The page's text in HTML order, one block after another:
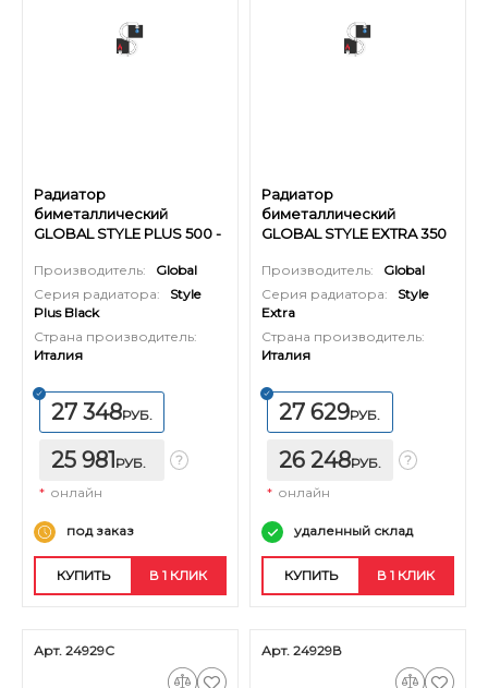
Радиатор
биметаллический
GLOBAL STYLE PLUS 500 -
Производитель:
Global
Серия радиатора:
Style
Plus Black
Страна производитель:
Италия
27 348РУБ.
25 981РУБ.
* онлайн
под заказ
КУПИТЬ В 1 КЛИК
Радиатор
биметаллический
GLOBAL STYLE EXTRA 350
Производитель:
Global
Серия радиатора:
Style
Extra
Страна производитель:
Италия
27 629РУБ.
26 248РУБ.
* онлайн
удаленный склад
КУПИТЬ В 1 КЛИК
Арт. 24929С Арт. 24929В